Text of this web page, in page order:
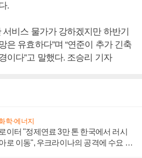
.
서비스 물가가 강하겠지만 하반기
은 유효하다”며 “연준이 추가 긴축
이다”고 말했다. 조승리 기자
학·에너지
로이터 "정제연료 3만 톤 한국에서 러시
로 이동", 우크라이나의 공격에 수요 늘